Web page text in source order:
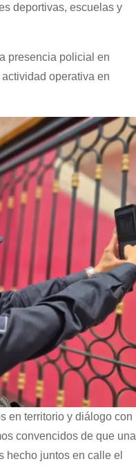
deportivas, escuelas y
presencia policial en
operativa en
en territorio y diálogo con
convencidos de que una
hecho juntos en calle el